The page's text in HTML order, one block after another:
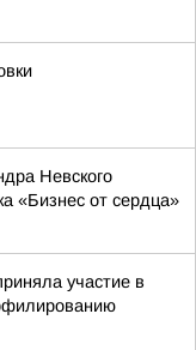
Невского
«Бизнес от сердца»
участие в